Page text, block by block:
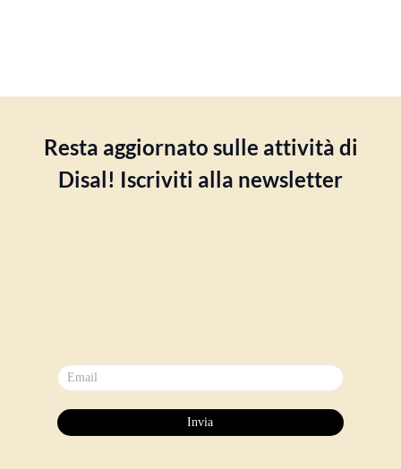
Resta aggiornato sulle attività di
Disal! Iscriviti alla newsletter